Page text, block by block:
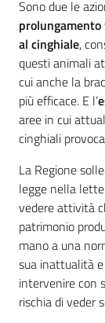
Sono due le
al cinghiale,
questi animali
cui anche la
più efficace. E l’
aree in cui
cinghiali
La Regione
legge nella
vedere attività
patrimonio
mano a una
sua inattualità
intervenire con
rischia di veder